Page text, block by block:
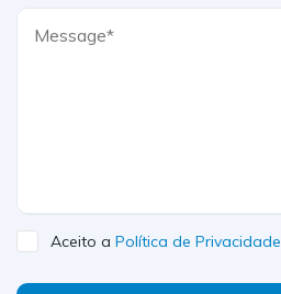
Aceito a Política de Privacidade